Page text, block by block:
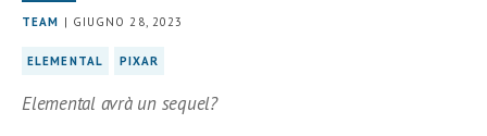
TEAM | GIUGNO 28, 2023
ELEMENTAL PIXAR
Elemental avrà un sequel?